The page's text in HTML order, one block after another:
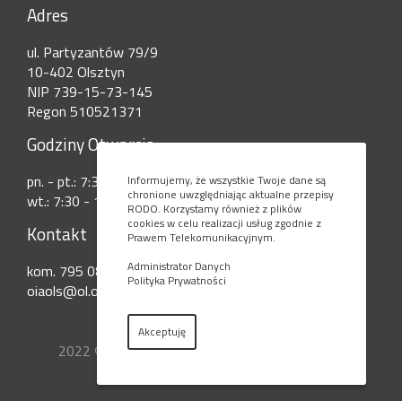
Adres
ul. Partyzantów 79/9
10-402 Olsztyn
NIP 739-15-73-145
Regon 510521371
Godziny Otwarcia
pn. - pt.: 7:30 - 15:00
wt.: 7:30 - 17:30
Kontakt
kom. 795 080 777
oiaols@ol.onet.pl
2022 © Okręgowa Izba Aptekarska w Olsztynie
Informujemy, że wszystkie Twoje dane są
chronione uwzględniając aktualne przepisy
RODO. Korzystamy również z plików
cookies w celu realizacji usług zgodnie z
Prawem Telekomunikacyjnym.
Administrator Danych
Polityka Prywatności
Akceptuję